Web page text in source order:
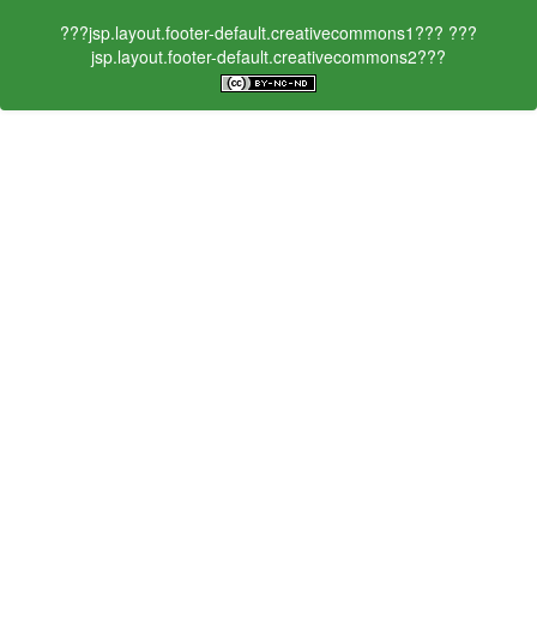
???jsp.layout.footer-default.creativecommons1??? ???
jsp.layout.footer-default.creativecommons2???